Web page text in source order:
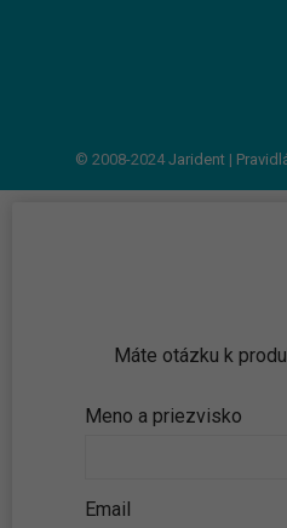
© 2008-2024Jarident |
Máte otázku k
Meno a priezvisko
Email